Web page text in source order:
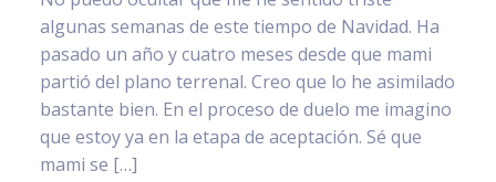
algunas semanas de este tiempo de Navidad. Ha
pasado un año y cuatro meses desde que mami
partió del plano terrenal. Creo que lo he asimilado
bastante bien. En el proceso de duelo me imagino
que estoy ya en la etapa de aceptación. Sé que
mami se […]